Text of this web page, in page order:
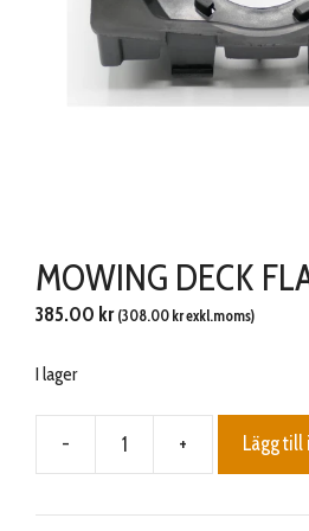
MOWING DECK
385.00 kr (308.00 krexkl.moms)
I lager
-
MOWING
FLANGE
+ Lägg till